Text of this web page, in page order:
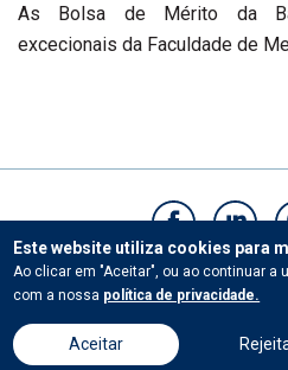
As Bolsa de Mérito da
excecionais da Faculdade de
© Universidade Católica Portuguesa.Todos os
Este website utiliza cookies para
Ao clicar em "Aceitar", ou ao continuar a
com a nossa política de privacidade.
Aceitar